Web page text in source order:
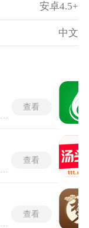
安卓4.5+
中文
长江云是聚合新闻资讯与政务服务的省级移动应用，采用省市县三级联动的架构体系，保障了湖北省内各区域的内容共享与分发效率。可以在直接收看和收听十大电视频道与十大广播频率的实时直播，置顶区域设有一个可横向滑动的轮播板块，专门用于展示24小时内的重要新闻头条。长江云的首屏顶部设置了搜索和扫码两个快捷入口，方便快速查找特定内容。底部导航栏划分了新闻和政务等核心功能模块，每个模块对应不同的服务场景。新闻模块提供不间断的滚动播报，播报内容覆盖了省内和国内等多个维度，政务模块还内置了办事指南和进度查询等实用工具。
查看
查看
查看